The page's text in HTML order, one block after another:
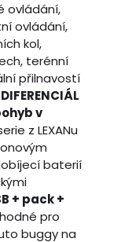
ovládání,
ovládání,
kol,
terénní
přilnavostí
DIFERENCIÁL
v
z LEXANu
baterií
+ pack +
pro
buggy na